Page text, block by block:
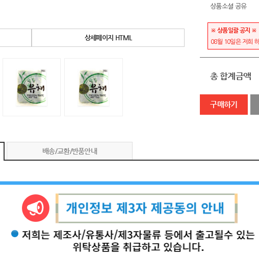
상세페이지 HTML
상품소셜 공유
※ 상품일괄 공지 ※
08월 10일은 저희
총 합계금액
구매하기
배송/교환/반품안내